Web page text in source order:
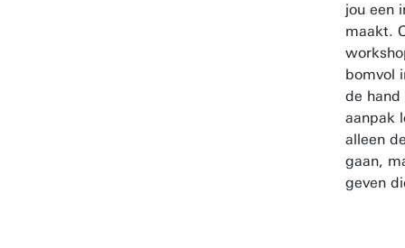
jou een
maakt.
bomvol
de hand
aanpak
alleen
gaan,
geven